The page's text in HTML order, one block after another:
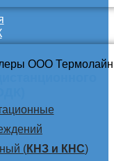
(КНЗ и КНС)